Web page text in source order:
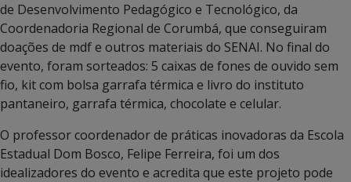
de Desenvolvimento Pedagógico e Tecnológico, da
Coordenadoria Regional de Corumbá, que conseguiram
doações de mdf e outros materiais do SENAI. No final do
evento, foram sorteados: 5 caixas de fones de ouvido sem
fio, kit com bolsa garrafa térmica e livro do instituto
pantaneiro, garrafa térmica, chocolate e celular.
O professor coordenador de práticas inovadoras da Escola
Estadual Dom Bosco, Felipe Ferreira, foi um dos
idealizadores do evento e acredita que este projeto pode